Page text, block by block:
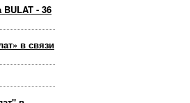
- 36
в связи